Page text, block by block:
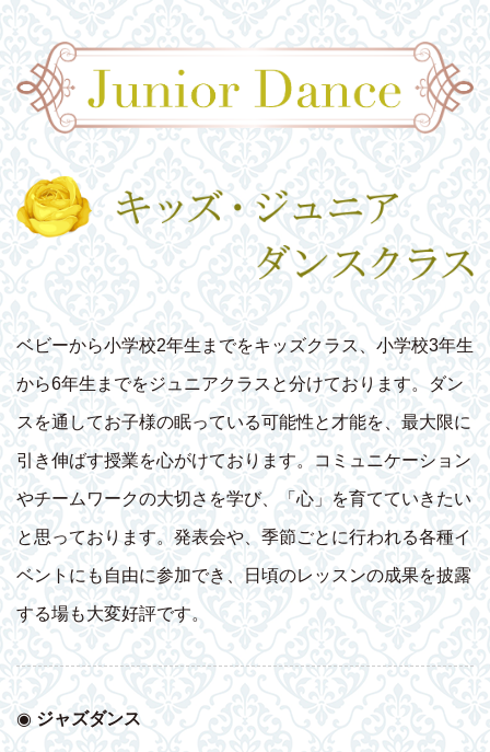
ベビーから小学校2年生までをキッズクラス、小学校3年生
から6年生までをジュニアクラスと分けております。ダン
スを通してお子様の眠っている可能性と才能を、最大限に
引き伸ばす授業を心がけております。コミュニケーション
やチームワークの大切さを学び、「心」を育てていきたい
と思っております。発表会や、季節ごとに行われる各種イ
ベントにも自由に参加でき、日頃のレッスンの成果を披露
する場も大変好評です。
◉ ジャズダンス